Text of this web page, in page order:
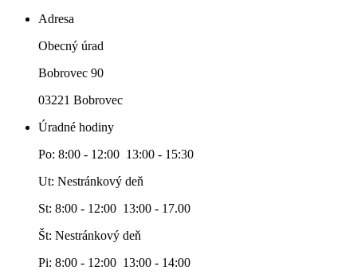
Adresa
Obecný úrad
Bobrovec 90
03221 Bobrovec
Úradné hodiny
Po: 8:00 - 12:00 13:00 - 15:30
Ut: Nestránkový deň
St: 8:00 - 12:00 13:00 - 17.00
Št: Nestránkový deň
Pi: 8:00 - 12:00 13:00 - 14:00